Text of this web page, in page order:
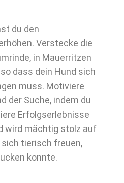
du den
Verstecke die
in Mauerritzen
dass dein Hund sich
muss. Motiviere
der Suche, indem du
Erfolgserlebnisse
wird mächtig stolz auf
tierisch freuen,
konnte.